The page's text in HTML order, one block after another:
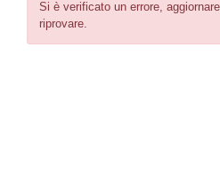
Si è verificato un errore,
riprovare.